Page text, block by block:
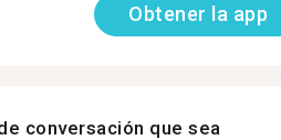
Obtener la app
conversación que sea